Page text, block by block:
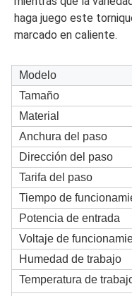
haga juego este
marcado en caliente.
Modelo
Tamaño
Material
Anchura del paso
Dirección del paso
Tarifa del paso
Tiempo de
Potencia de entrada
Voltaje de
Humedad de trabajo
Temperatura de